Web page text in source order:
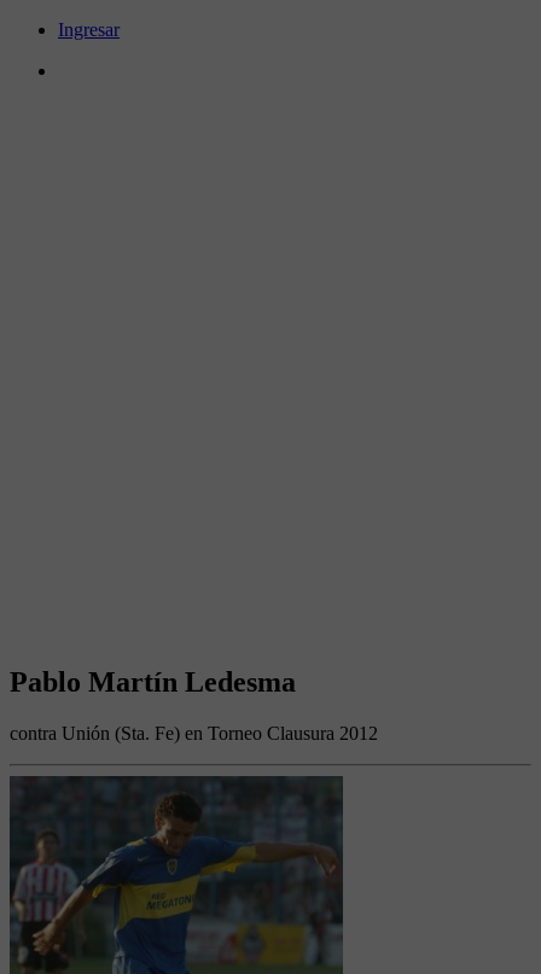
Ingresar
Pablo Martín Ledesma
contra Unión (Sta. Fe) en Torneo Clausura 2012